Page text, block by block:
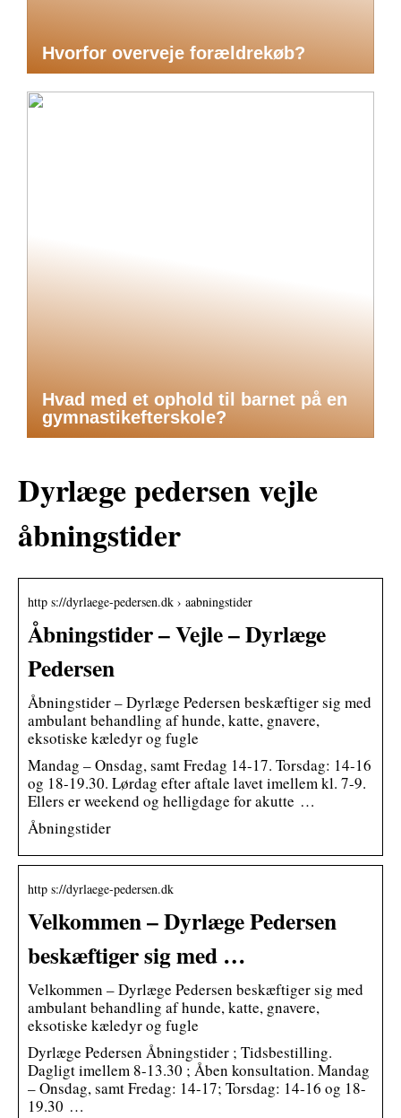
Hvorfor overveje forældrekøb?
Hvad med et ophold til barnet på en
gymnastikefterskole?
Dyrlæge pedersen vejle
åbningstider
http s://dyrlaege-pedersen.dk › aabningstider
Åbningstider – Vejle – Dyrlæge
Pedersen
Åbningstider – Dyrlæge Pedersen beskæftiger sig med
ambulant behandling af hunde, katte, gnavere,
eksotiske kæledyr og fugle
Mandag – Onsdag, samt Fredag 14-17. Torsdag: 14-16
og 18-19.30. Lørdag efter aftale lavet imellem kl. 7-9.
Ellers er weekend og helligdage for akutte …
Åbningstider
http s://dyrlaege-pedersen.dk
Velkommen – Dyrlæge Pedersen
beskæftiger sig med …
Velkommen – Dyrlæge Pedersen beskæftiger sig med
ambulant behandling af hunde, katte, gnavere,
eksotiske kæledyr og fugle
Dyrlæge Pedersen Åbningstider ; Tidsbestilling.
Dagligt imellem 8-13.30 ; Åben konsultation. Mandag
– Onsdag, samt Fredag: 14-17; Torsdag: 14-16 og 18-
19.30 …